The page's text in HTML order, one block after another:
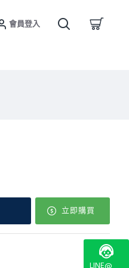
會員登入
立即購買
LINE@